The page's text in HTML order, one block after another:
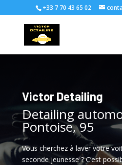
+33 7 70 43 65 02
Victor Detailing
Detailing
Pontoise, 95
Vous cherchez à laver votre
seconde jeunesse ? C’est